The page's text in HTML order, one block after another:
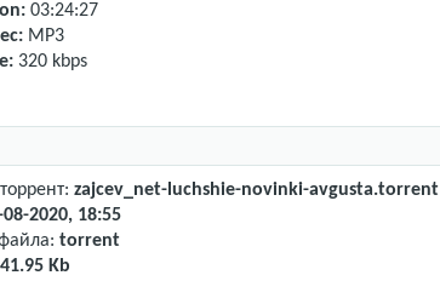
03:24:27
MP3
320 kbps
zajcev_net-luchshie-novinki-avgusta.torrent
08-2020, 18:55
torrent
41.95 Kb